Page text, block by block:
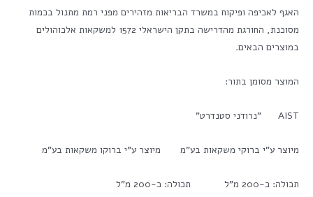
האגף לאכיפה ופיקוח במשרד הבריאות מזהירים מפני רמת מתנול בכמות
מסוכנת, החורגת מהדרישה בתקן הישראלי 1572 למשקאות אלכוהולים
במוצרים הבאים.
המוצר מסומן בתור:
AIST "נרודני סטנדרט"
מיוצר ע"י ברוקי משקאות בע"מ מיוצר ע"י ברוקו משקאות בע"מ
תכולה: כ-200 מ"ל תכולה: כ-200 מ"ל